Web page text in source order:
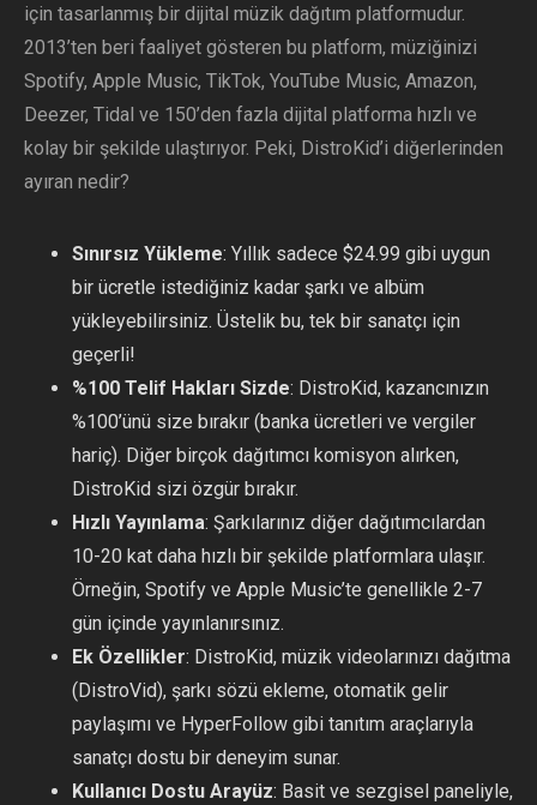
için tasarlanmış bir dijital müzik dağıtım platformudur.
2013’ten beri faaliyet gösteren bu platform, müziğinizi
Spotify, Apple Music, TikTok, YouTube Music, Amazon,
Deezer, Tidal ve 150’den fazla dijital platforma hızlı ve
kolay bir şekilde ulaştırıyor. Peki, DistroKid’i diğerlerinden
ayıran nedir?
Sınırsız Yükleme: Yıllık sadece $24.99 gibi uygun
bir ücretle istediğiniz kadar şarkı ve albüm
yükleyebilirsiniz. Üstelik bu, tek bir sanatçı için
geçerli!
%100 Telif Hakları Sizde: DistroKid, kazancınızın
%100’ünü size bırakır (banka ücretleri ve vergiler
hariç). Diğer birçok dağıtımcı komisyon alırken,
DistroKid sizi özgür bırakır.
Hızlı Yayınlama: Şarkılarınız diğer dağıtımcılardan
10-20 kat daha hızlı bir şekilde platformlara ulaşır.
Örneğin, Spotify ve Apple Music’te genellikle 2-7
gün içinde yayınlanırsınız.
Ek Özellikler: DistroKid, müzik videolarınızı dağıtma
(DistroVid), şarkı sözü ekleme, otomatik gelir
paylaşımı ve HyperFollow gibi tanıtım araçlarıyla
sanatçı dostu bir deneyim sunar.
Kullanıcı Dostu Arayüz: Basit ve sezgisel paneliyle,